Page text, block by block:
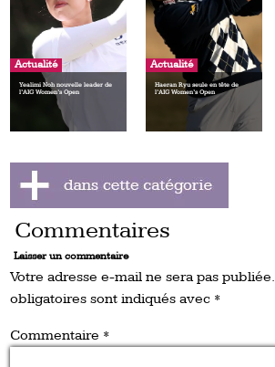
Actualité
Yealimi Noh nouvelle leader de
l’AIG Women’s Open
Actualité
Haeran Ryu seule en tête de
l’AIG Women’s Open
Commentaires
Laisser un commentaire
Votre adresse e-mail ne sera pas publiée.
obligatoires sont indiqués avec *
Commentaire *